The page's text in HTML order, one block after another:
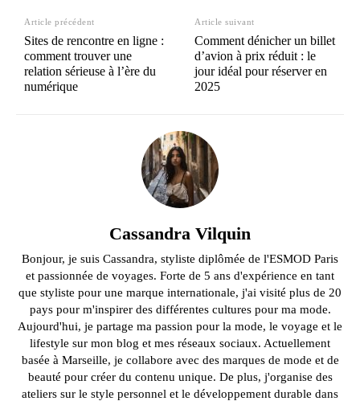
Article précédent
Sites de rencontre en ligne :
comment trouver une
relation sérieuse à l’ère du
numérique
Article suivant
Comment dénicher un billet
d’avion à prix réduit : le
jour idéal pour réserver en
2025
Cassandra Vilquin
Bonjour, je suis Cassandra, styliste diplômée de l'ESMOD Paris
et passionnée de voyages. Forte de 5 ans d'expérience en tant
que styliste pour une marque internationale, j'ai visité plus de 20
pays pour m'inspirer des différentes cultures pour ma mode.
Aujourd'hui, je partage ma passion pour la mode, le voyage et le
lifestyle sur mon blog et mes réseaux sociaux. Actuellement
basée à Marseille, je collabore avec des marques de mode et de
beauté pour créer du contenu unique. De plus, j'organise des
ateliers sur le style personnel et le développement durable dans